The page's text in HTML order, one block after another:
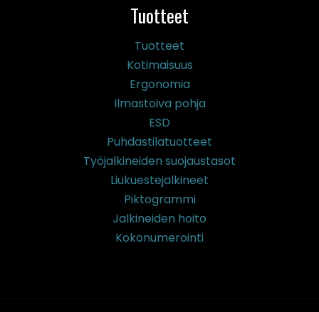
Tuotteet
Tuotteet
Kotimaisuus
Ergonomia
Ilmastoiva pohja
ESD
Puhdastilatuotteet
Työjalkineiden suojaustasot
Liukuestejalkineet
Piktogrammi
Jalkineiden hoito
Kokonumerointi